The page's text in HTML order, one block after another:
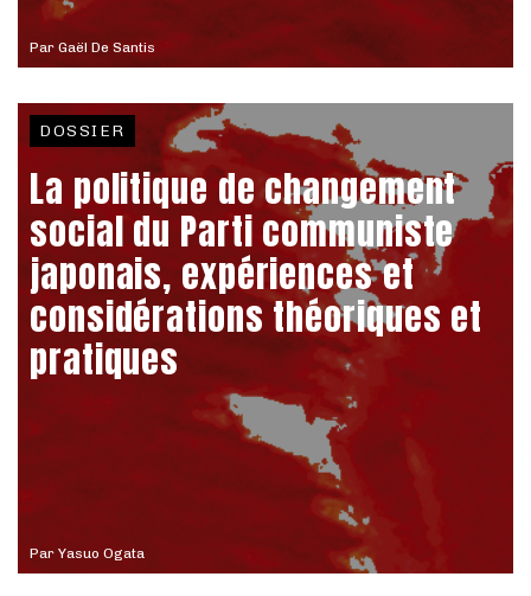
Par Gaël De Santis
Par Yasuo Ogata
DOSSIER
La politique de changement
social du Parti communiste
japonais, expériences et
considérations théoriques et
pratiques